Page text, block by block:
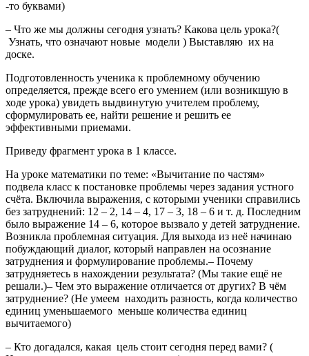
-то буквами)
– Что же мы должны сегодня узнать? Какова цель урока?(
Узнать, что означают новые модели ) Выставляю их на
доске.
Подготовленность ученика к проблемному обучению
определяется, прежде всего его умением (или возникшую в
ходе урока) увидеть выдвинутую учителем проблему,
сформулировать ее, найти решение и решить ее
эффективными приемами.
Приведу фрагмент урока в 1 классе.
На уроке математики по теме: «Вычитание по частям»
подвела класс к постановке проблемы через задания устного
счёта. Включила выражения, с которыми ученики справились
без затруднений: 12 – 2, 14 – 4, 17 – 3, 18 – 6 и т. д. Последним
было выражение 14 – 6, которое вызвало у детей затруднение.
Возникла проблемная ситуация. Для выхода из неё начинаю
побуждающий диалог, который направлен на осознание
затруднения и формулирование проблемы.– Почему
затрудняетесь в нахождении результата? (Мы такие ещё не
решали.)– Чем это выражение отличается от других? В чём
затруднение? (Не умеем находить разность, когда количество
единиц уменьшаемого меньше количества единиц
вычитаемого)
– Кто догадался, какая цель стоит сегодня перед вами? (